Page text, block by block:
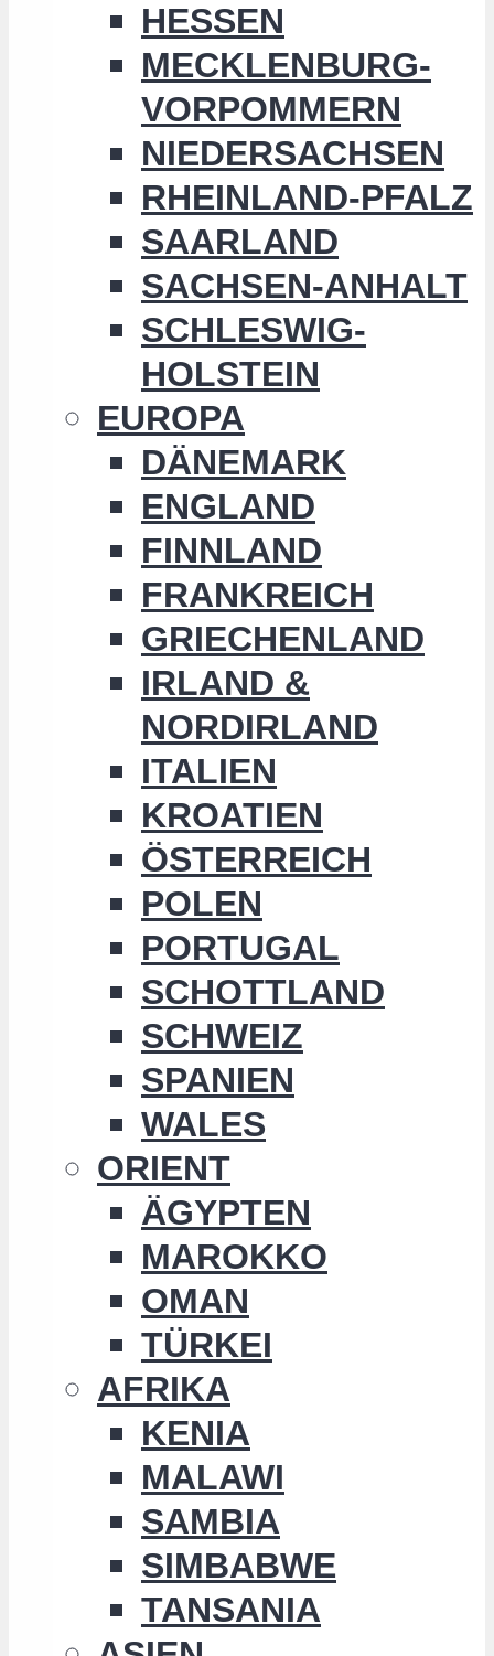
HESSEN
MECKLENBURG-
VORPOMMERN
NIEDERSACHSEN
RHEINLAND-PFALZ
SAARLAND
SACHSEN-ANHALT
SCHLESWIG-
HOLSTEIN
EUROPA
DÄNEMARK
ENGLAND
FINNLAND
FRANKREICH
GRIECHENLAND
IRLAND &
NORDIRLAND
ITALIEN
KROATIEN
ÖSTERREICH
POLEN
PORTUGAL
SCHOTTLAND
SCHWEIZ
SPANIEN
WALES
ORIENT
ÄGYPTEN
MAROKKO
OMAN
TÜRKEI
AFRIKA
KENIA
MALAWI
SAMBIA
SIMBABWE
TANSANIA